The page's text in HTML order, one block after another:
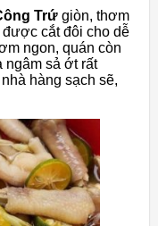
Trứ giòn, thơm
cắt đôi cho dễ
ngon, quán còn
ngâm sả ớt rất
hàng sạch sẽ,